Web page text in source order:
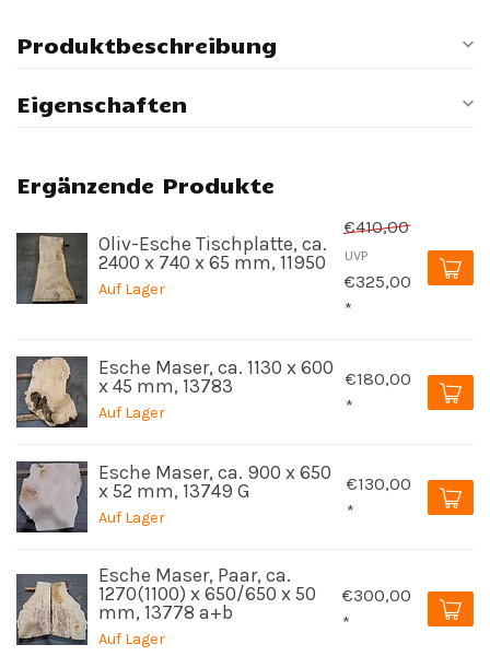
Produktbeschreibung
Eigenschaften
Ergänzende Produkte
Oliv-Esche Tischplatte, ca.
2400 x 740 x 65 mm, 11950
Auf Lager
€410,00
UVP
€325,00
*
Esche Maser, ca. 1130 x 600
x 45 mm, 13783
Auf Lager
€180,00
*
Esche Maser, ca. 900 x 650
x 52 mm, 13749 G
Auf Lager
€130,00
*
Esche Maser, Paar, ca.
1270(1100) x 650/650 x 50
mm, 13778 a+b
Auf Lager
€300,00
*